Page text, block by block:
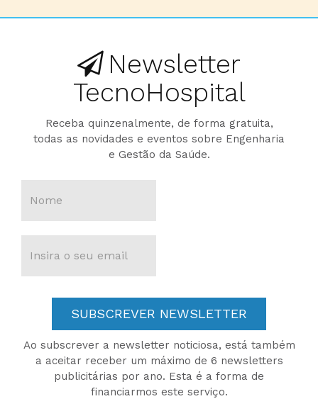
Newsletter
TecnoHospital
Receba quinzenalmente, de forma gratuita,
todas as novidades e eventos sobre Engenharia
e Gestão da Saúde.
SUBSCREVER NEWSLETTER
Ao subscrever a newsletter noticiosa, está também
a aceitar receber um máximo de 6 newsletters
publicitárias por ano. Esta é a forma de
financiarmos este serviço.